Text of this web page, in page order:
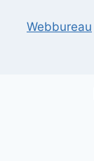
Webbureau